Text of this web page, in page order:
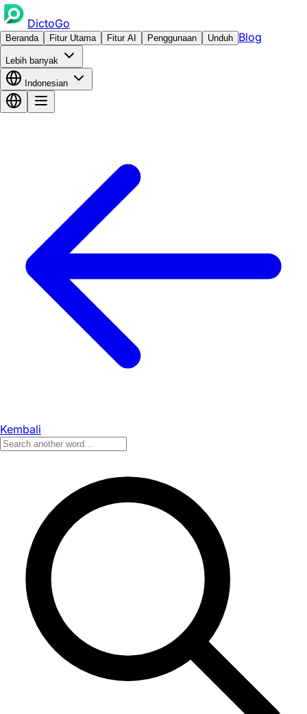
DictoGo
Beranda Fitur Utama Fitur AI Penggunaan Unduh Blog
Lebih banyak
Indonesian
Kembali